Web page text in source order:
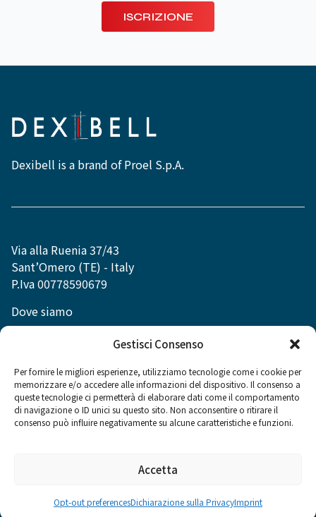
Gestisci Consenso
Per fornire le migliori esperienze, utilizziamo tecnologie come i cookie per
memorizzare e/o accedere alle informazioni del dispositivo. Il consenso a
queste tecnologie ci permetterà di elaborare dati come il comportamento
di navigazione o ID unici su questo sito. Non acconsentire o ritirare il
consenso può influire negativamente su alcune caratteristiche e funzioni.
Accetta
Opt-out preferencesDichiarazione sulla PrivacyImprint
ISCRIZIONE
Dexibell is a brand of Proel S.p.A.
Via alla Ruenia 37/43
Sant’Omero (TE) - Italy
P.Iva 00778590679
Dove siamo
Social